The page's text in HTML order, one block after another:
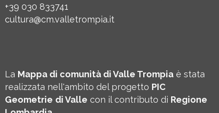
+39 030 833741
cultura@cm.valletrompia.it
La Mappa di comunità di Valle Trompia è stata
realizzata nell'ambito del progetto PIC
Geometrie di Valle con il contributo di Regione